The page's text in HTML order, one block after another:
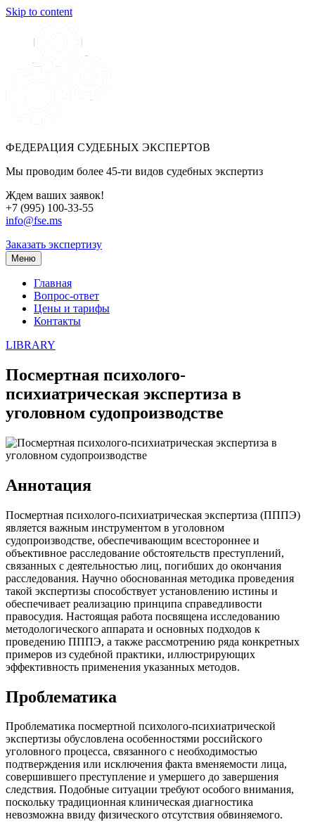
Skip to content
ФЕДЕРАЦИЯ СУДЕБНЫХ ЭКСПЕРТОВ
Мы проводим более 45-ти видов судебных экспертиз
Ждем ваших заявок!
+7 (995) 100-33-55
info@fse.ms
Заказать экспертизу
Меню
Главная
Вопрос-ответ
Цены и тарифы
Контакты
LIBRARY
Посмертная психолого-
психиатрическая экспертиза в
уголовном судопроизводстве
Аннотация
Посмертная психолого-психиатрическая экспертиза (ПППЭ)
является важным инструментом в уголовном
судопроизводстве, обеспечивающим всестороннее и
объективное расследование обстоятельств преступлений,
связанных с деятельностью лиц, погибших до окончания
расследования. Научно обоснованная методика проведения
такой экспертизы способствует установлению истины и
обеспечивает реализацию принципа справедливости
правосудия. Настоящая работа посвящена исследованию
методологического аппарата и основных подходов к
проведению ПППЭ, а также рассмотрению ряда конкретных
примеров из судебной практики, иллюстрирующих
эффективность применения указанных методов.
Проблематика
Проблематика посмертной психолого-психиатрической
экспертизы обусловлена особенностями российского
уголовного процесса, связанного с необходимостью
подтверждения или исключения факта вменяемости лица,
совершившего преступление и умершего до завершения
следствия. Подобные ситуации требуют особого внимания,
поскольку традиционная клиническая диагностика
невозможна ввиду физического отсутствия обвиняемого.